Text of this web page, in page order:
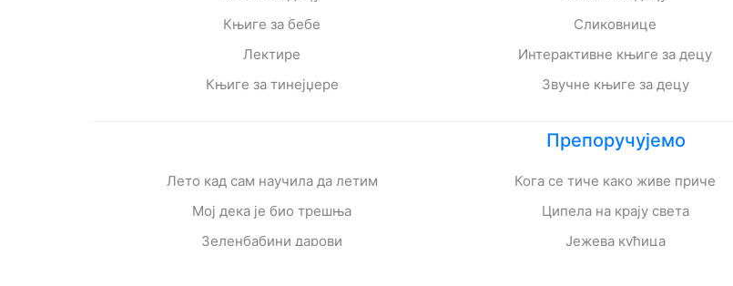
Књиге за бебе
Лектире
Књиге за тинејџере
Сликовнице
Интерактивне књиге за децу
Звучне књиге за децу
Препоручујемо
Лето кад сам научила да летим
Мој дека је био трешња
Зеленбабини дарови
Кога се тиче како живе приче
Ципела на крају света
Јежева кућица